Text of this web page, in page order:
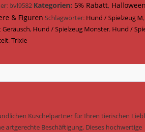
bvl9582 Kategorien: 5% Rabatt,
& Figuren Schlagwörter: Hund / Spielzeug M
Geräusch, Hund / Spielzeug Monster, Hund /
,Trixie
Kuschelpartner für Ihren tierischen
artgerechte Beschäftigung. Dieses hochwertige